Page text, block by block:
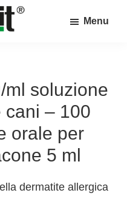
Menu
ml soluzione
cani – 100
orale per
5 ml
dermatite allergica